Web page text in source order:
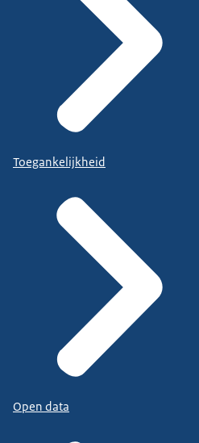
Toegankelijkheid
Open data